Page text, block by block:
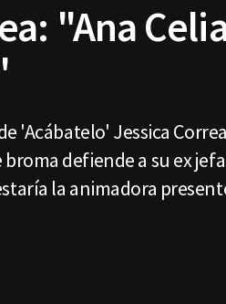
"Ana
'Acábatelo' Jessica
defiende a su ex
la animadora